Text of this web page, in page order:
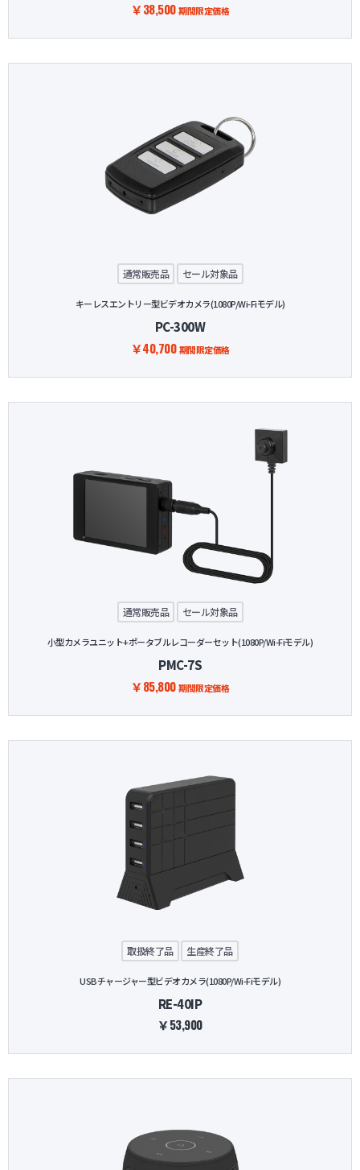
￥38,500期間限定価格
通常販売品 セール対象品
キーレスエントリー型ビデオカメラ(1080P/Wi-Fiモデル)
PC-300W
￥40,700期間限定価格
通常販売品 セール対象品
小型カメラユニット+ポータブルレコーダーセット(1080P/Wi-Fiモデル)
PMC-7S
￥85,800期間限定価格
取扱終了品 生産終了品
USBチャージャー型ビデオカメラ(1080P/Wi-Fiモデル)
RE-40IP
￥53,900